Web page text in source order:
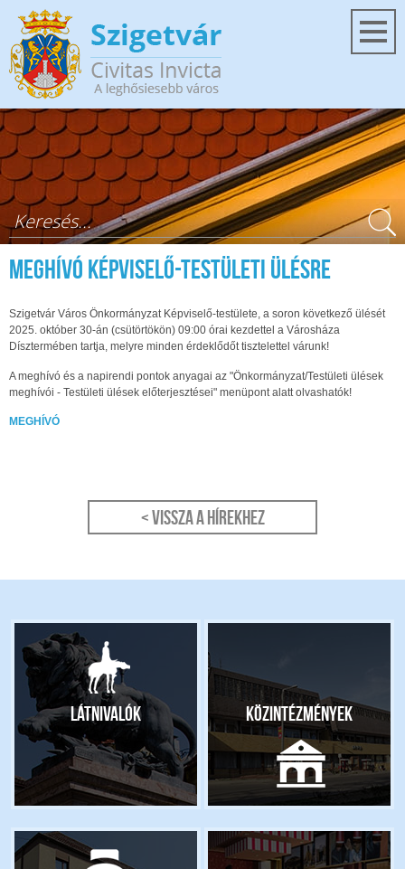
Ugrás a tartalomra
Keresés űrlap
Meghívó képviselő-testületi ülésre
Szigetvár Város Önkormányzat Képviselő-testülete, a soron következő ülését
2025. október 30-án (csütörtökön) 09:00 órai kezdettel a Városháza
Dísztermében tartja, melyre minden érdeklődőt tisztelettel várunk!
A meghívó és a napirendi pontok anyagai az "Önkormányzat/Testületi ülések
meghívói - Testületi ülések előterjesztései" menüpont alatt olvashatók!
MEGHÍVÓ
< Vissza a hírekhez
Látnivalók Közintézmények